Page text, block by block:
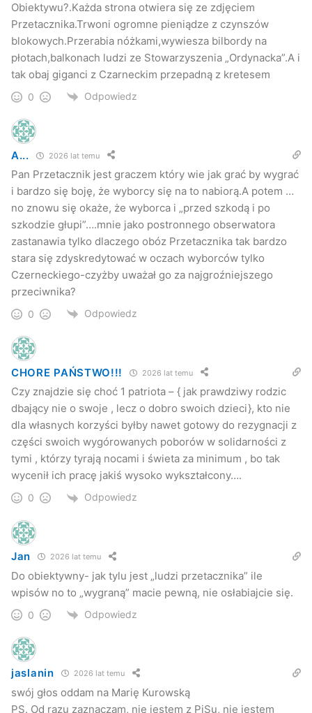
Obiektywu?.Każda strona otwiera się ze zdjęciem
Przetacznika.Trwoni ogromne pieniądze z czynszów
blokowych.Przerabia nóżkami,wywiesza bilbordy na
płotach,balkonach ludzi ze Stowarzyszenia „Ordynacka”.A i
tak obaj giganci z Czarneckim przepadną z kretesem
0 Odpowiedz
A... 2026 lat temu
Pan Przetacznik jest graczem który wie jak grać by wygrać
i bardzo się boję, że wyborcy się na to nabiorą.A potem …
no znowu się okaże, że wyborca i „przed szkodą i po
szkodzie głupi”….mnie jako postronnego obserwatora
zastanawia tylko dlaczego obóz Przetacznika tak bardzo
stara się zdyskredytować w oczach wyborców tylko
Czerneckiego-czyżby uważał go za najgroźniejszego
przeciwnika?
0 Odpowiedz
CHORE PAŃSTWO!!! 2026 lat temu
Czy znajdzie się choć 1 patriota – { jak prawdziwy rodzic
dbający nie o swoje , lecz o dobro swoich dzieci}, kto nie
dla własnych korzyści byłby nawet gotowy do rezygnacji z
części swoich wygórowanych poborów w solidarności z
tymi , którzy tyrają nocami i świeta za minimum , bo tak
wycenił ich pracę jakiś wysoko wykształcony….
0 Odpowiedz
Jan 2026 lat temu
Do obiektywny- jak tylu jest „ludzi przetacznika” ile
wpisów no to „wygraną” macie pewną, nie osłabiajcie się.
0 Odpowiedz
jaslanin 2026 lat temu
swój głos oddam na Marię Kurowską
PS. Od razu zaznaczam, nie jestem z PiSu, nie jestem